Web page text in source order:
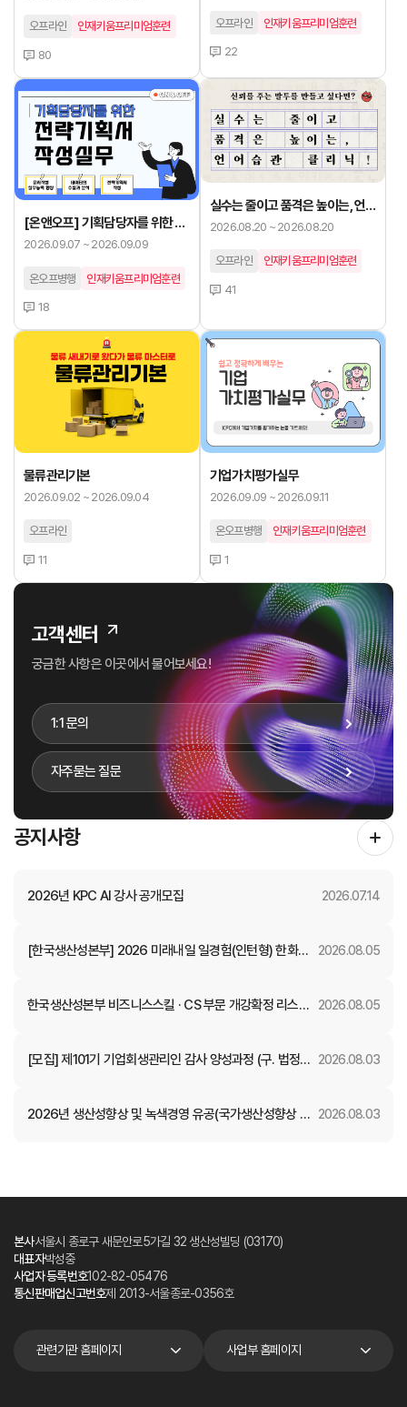
오프라인 인재키움프리미엄훈련
80
오프라인 인재키움프리미엄훈련
22
[온앤오프] 기획담당자를 위한 전
략기획서 작성실무
2026.09.07 ~ 2026.09.09
온오프병행 인재키움프리미엄훈련
18
실수는 줄이고 품격은 높이는, 언
어습관 클리닉
2026.08.20 ~ 2026.08.20
오프라인 인재키움프리미엄훈련
41
물류관리기본
2026.09.02 ~ 2026.09.04
오프라인
11
기업가치평가실무
2026.09.09 ~ 2026.09.11
온오프병행 인재키움프리미엄훈련
1
고객센터
궁금한 사항은 이곳에서 물어보세요!
1:1 문의
자주묻는 질문
공지사항
2026년 KPC AI 강사 공개모집 2026.07.14
[한국생산성본부] 2026 미래내일 일경험(인턴형) 한화자
2026.08.05
한국생산성본부 비즈니스스킬 · CS 부문 개강확정 리스트
2026.08.05
[모집] 제101기 기업회생관리인 감사 양성과정 (구. 법정관
2026.08.03
2026년 생산성향상 및 녹색경영 유공(국가생산성향상 부
2026.08.03
본사서울시 종로구 새문안로5가길 32 생산성빌딩 (03170)
대표자박성중
사업자 등록번호102-82-05476
통신판매업신고번호제 2013-서울종로-0356호
관련기관 홈페이지 사업부 홈페이지